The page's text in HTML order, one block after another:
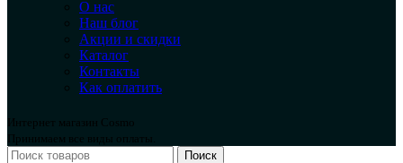
О нас
Наш блог
Акции и скидки
Каталог
Контакты
Как оплатить
Интернет магазин Cosmo
Принимаем все виды оплаты.
Поиск